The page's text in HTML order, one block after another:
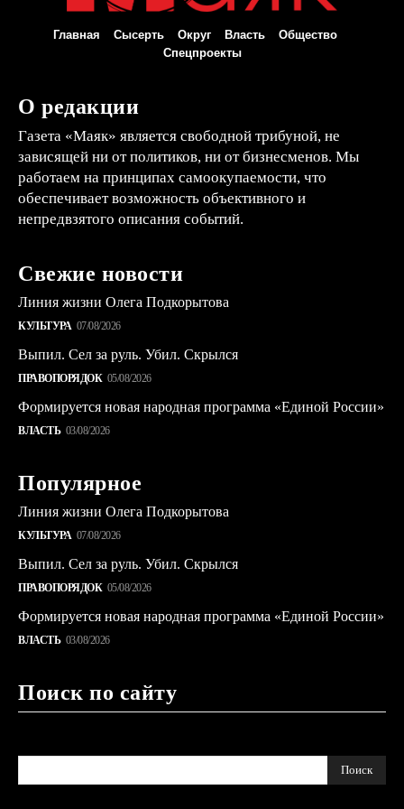
Главная Сысерть Округ Власть
Общество
Спецпроекты
О редакции
Газета «Маяк» является свободной трибуной, не
зависящей ни от политиков, ни от бизнесменов. Мы
работаем на принципах самоокупаемости, что
обеспечивает возможность объективного и
непредвзятого описания событий.
Свежие новости
Линия жизни Олега Подкорытова
КУЛЬТУРА 07/08/2026
Выпил. Сел за руль. Убил. Скрылся
ПРАВОПОРЯДОК 05/08/2026
Формируется новая народная программа «Единой России»
ВЛАСТЬ 03/08/2026
Популярное
Линия жизни Олега Подкорытова
КУЛЬТУРА 07/08/2026
Выпил. Сел за руль. Убил. Скрылся
ПРАВОПОРЯДОК 05/08/2026
Формируется новая народная программа «Единой России»
ВЛАСТЬ 03/08/2026
Поиск по сайту
Поиск